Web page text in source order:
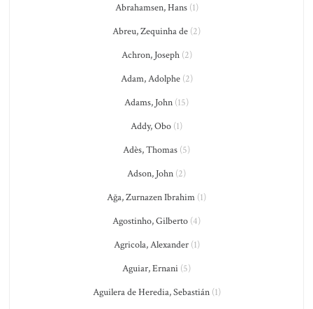
Abrahamsen, Hans(1)
Abreu, Zequinha de (2)
Achron, Joseph(2)
Adam, Adolphe(2)
Adams, John (15)
Addy, Obo (1)
Adès, Thomas (5)
Adson, John (2)
Ağa, Zurnazen Ibrahim (1)
Agostinho, Gilberto (4)
Agricola, Alexander(1)
Aguiar, Ernani (5)
Aguilera de Heredia, Sebastián(1)